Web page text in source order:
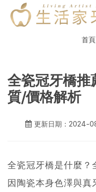
首頁
全瓷冠牙橋推
質/價格解析
更新日期：2024-
全瓷冠牙橋是什麼？
因陶瓷本身色澤與